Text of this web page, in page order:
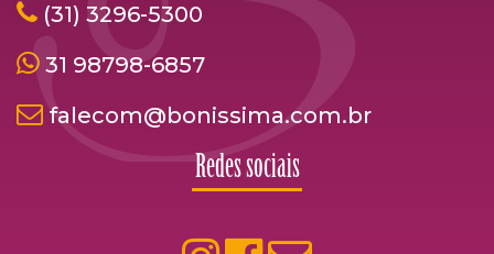
(31) 3296-5300
31 98798-6857
falecom@bonissima.com.br
Redes sociais